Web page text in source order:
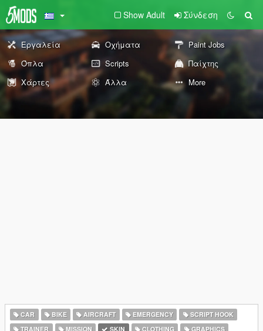
Show Adult Σύνδεση
Εργαλεία Οχήματα
Paint Jobs
Όπλα
Scripts
Παίχτης
Χάρτες
Άλλα More
CAR BIKE AIRCRAFT EMERGENCY
SCRIPT HOOK
TRAINER
MISSION SKIN CLOTHING
GRAPHICS